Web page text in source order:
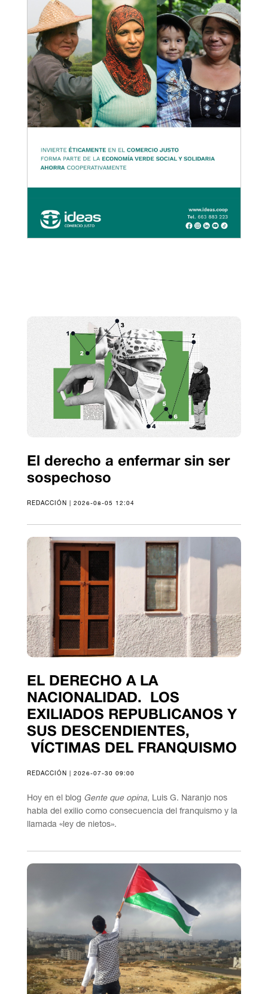
El derecho a enfermar sin ser
sospechoso
REDACCIÓN | 2026-08-05 12:04
EL DERECHO A LA
NACIONALIDAD. LOS
EXILIADOS REPUBLICANOS Y
SUS DESCENDIENTES,
VÍCTIMAS DEL FRANQUISMO
REDACCIÓN | 2026-07-30 09:00
Hoy en el blog Gente que opina, Luis G. Naranjo nos
habla del exilio como consecuencia del franquismo y la
llamada «ley de nietos».